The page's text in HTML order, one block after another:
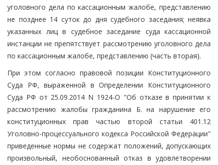
уголовного дела по кассационным жалобе, представлению
не позднее 14 суток до дня судебного заседания; неявка
указанных лиц в судебное заседание суда кассационной
инстанции не препятствует рассмотрению уголовного дела
по кассационным жалобе, представлению (часть вторая).
При этом согласно правовой позиции Конституционного
Суда РФ, выраженной в Определении Конституционного
Суда РФ от 25.09.2014 N 1924-О "Об отказе в принятии к
рассмотрению жалобы гражданина Б. на нарушение его
конституционных прав частью второй статьи 401.12
Уголовно-процессуального кодекса Российской Федерации"
приведенные нормы не содержат положений, допускающих
произвольный, необоснованный отказ в удовлетворении